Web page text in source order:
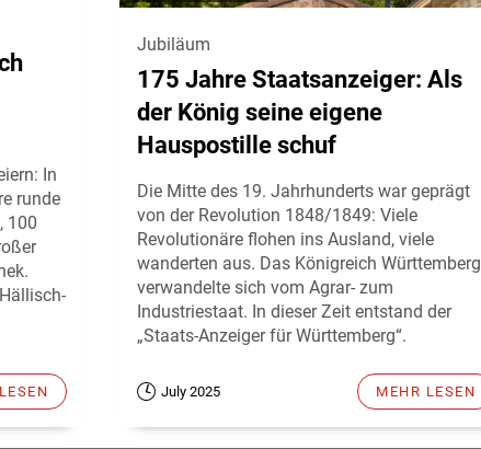
In
runde
100
Jubiläum
175 Jahre Staatsanzeiger: Als
der König seine eigene
Hauspostille schuf
Die Mitte des 19. Jahrhunderts war geprägt
von der Revolution 1848/1849: Viele
Revolutionäre flohen ins Ausland, viele
wanderten aus. Das Königreich Württemberg
verwandelte sich vom Agrar- zum
Industriestaat. In dieser Zeit entstand der
„Staats-Anzeiger für Württemberg“.
July 2025 MEHR LESEN